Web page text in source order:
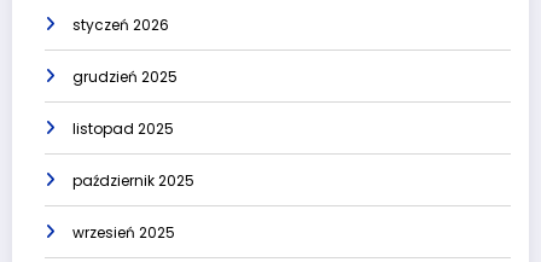
styczeń 2026
grudzień 2025
listopad 2025
październik 2025
wrzesień 2025